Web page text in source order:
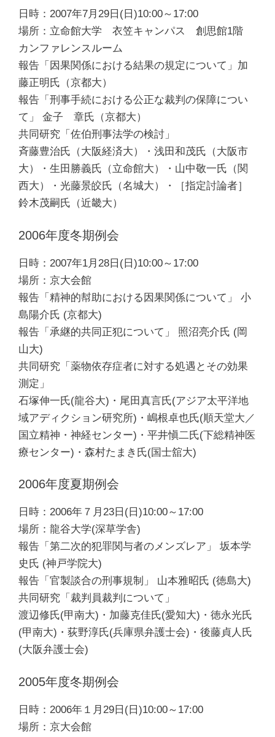
日時：2007年7月29日(日)10:00～17:00
場所：立命館大学 衣笠キャンパス 創思館1階
カンファレンスルーム
報告「因果関係における結果の規定について」加
藤正明氏（京都大）
報告「刑事手続における公正な裁判の保障につい
て」 金子 章氏（京都大）
共同研究「佐伯刑事法学の検討」
斉藤豊治氏（大阪経済大）・浅田和茂氏（大阪市
大）・生田勝義氏（立命館大）・山中敬一氏（関
西大）・光藤景皎氏（名城大）・［指定討論者］
鈴木茂嗣氏（近畿大）
2006年度冬期例会
日時：2007年1月28日(日)10:00～17:00
場所：京大会館
報告「精神的幇助における因果関係について」 小
島陽介氏 (京都大)
報告「承継的共同正犯について」 照沼亮介氏 (岡
山大)
共同研究「薬物依存症者に対する処遇とその効果
測定」
石塚伸一氏(龍谷大)・尾田真言氏(アジア太平洋地
域アディクション研究所)・嶋根卓也氏(順天堂大／
国立精神・神経センター)・平井愼二氏(下総精神医
療センター)・森村たまき氏(国士舘大)
2006年度夏期例会
日時：2006年７月23日(日)10:00～17:00
場所：龍谷大学(深草学舎)
報告「第二次的犯罪関与者のメンズレア」 坂本学
史氏 (神戸学院大)
報告「官製談合の刑事規制」 山本雅昭氏 (徳島大)
共同研究「裁判員裁判について」
渡辺修氏(甲南大)・加藤克佳氏(愛知大)・徳永光氏
(甲南大)・荻野淳氏(兵庫県弁護士会)・後藤貞人氏
(大阪弁護士会)
2005年度冬期例会
日時：2006年１月29日(日)10:00～17:00
場所：京大会館